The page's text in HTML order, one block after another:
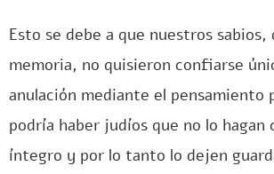
Esto se debe a que nuestros
memoria, no quisieron confiarse
anulación mediante el pensamiento
podría haber judíos que no lo hagan
íntegro y por lo tanto lo dejen